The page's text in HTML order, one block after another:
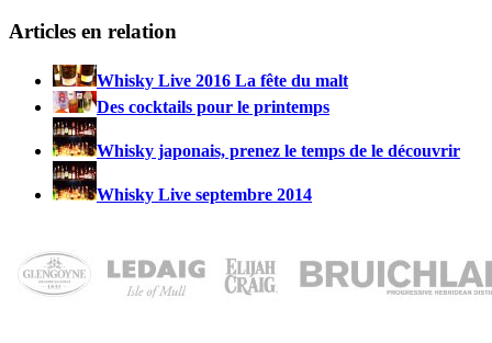
Articles en relation
Whisky Live 2016 La fête du malt
Des cocktails pour le printemps
Whisky japonais, prenez le temps de le découvrir
Whisky Live septembre 2014